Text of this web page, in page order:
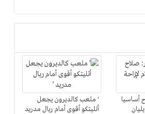
أساسيا
' ملعب كالديرون يجعل
أتليتكو أقوى أمام ريال مدريد